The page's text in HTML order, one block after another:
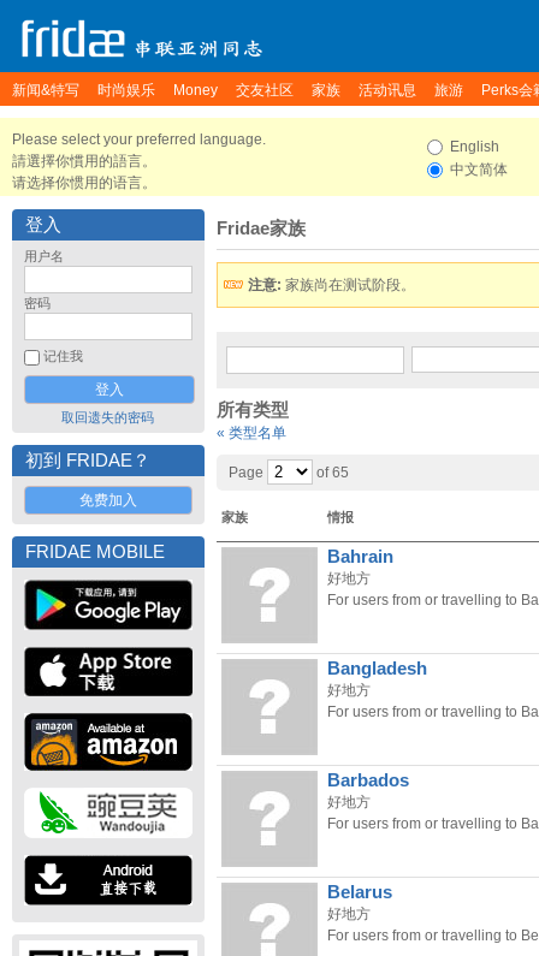
新闻&特写 时尚娱乐 Money 交友社区 家族 活动讯息 旅游 Perks会
Please select your preferred language.
請選擇你慣用的語言。
请选择你惯用的语言。
English
中文简体
登入
用户名
密码
记住我
取回遗失的密码
初到 FRIDAE？
免费加入
FRIDAE MOBILE
Fridae家族
注意: 家族尚在测试阶段。
所有类型
« 类型名单
Page of 65
家族 情报
Bahrain
好地方
For users from or travelling to
Bangladesh
好地方
For users from or travelling to
Barbados
好地方
For users from or travelling to
Belarus
好地方
For users from or travelling to